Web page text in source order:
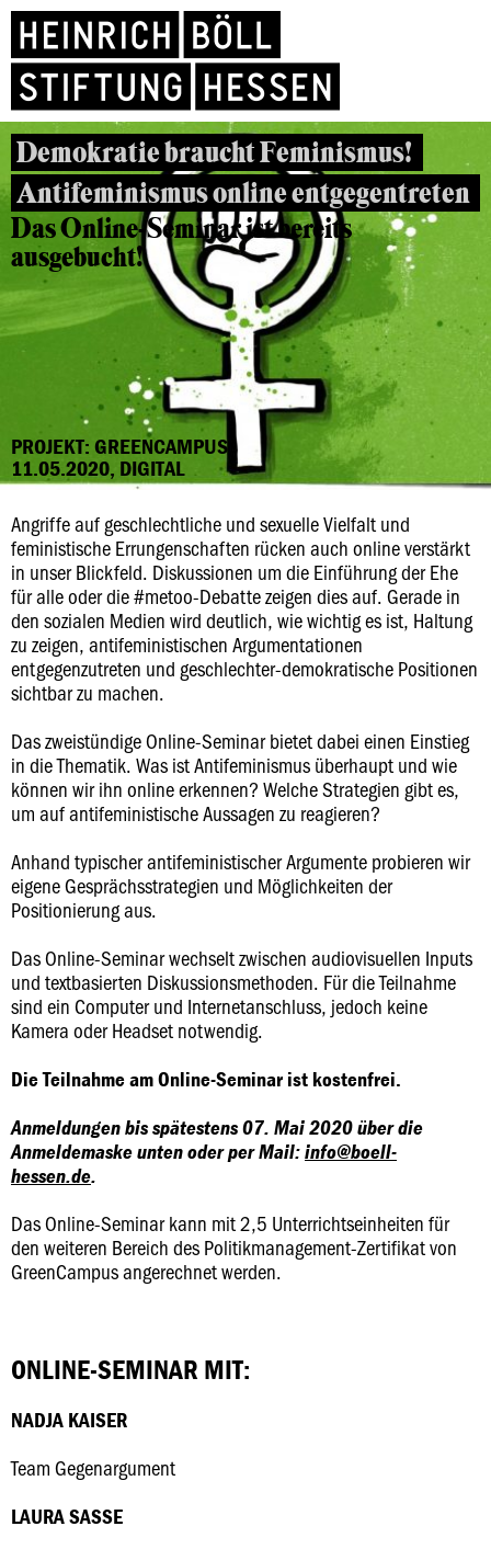
Demokratie braucht Feminismus!
Antifeminismus online entgegentreten
Das Online-Seminar ist bereits
ausgebucht!
PROJEKT: GREENCAMPUS
11.05.2020, DIGITAL
Angriffe auf geschlechtliche und sexuelle Vielfalt und
feministische Errungenschaften rücken auch online verstärkt
in unser Blickfeld. Diskussionen um die Einführung der Ehe
für alle oder die #metoo-Debatte zeigen dies auf. Gerade in
den sozialen Medien wird deutlich, wie wichtig es ist, Haltung
zu zeigen, antifeministischen Argumentationen
entgegenzutreten und geschlechter-demokratische Positionen
sichtbar zu machen.
Das zweistündige Online-Seminar bietet dabei einen Einstieg
in die Thematik. Was ist Antifeminismus überhaupt und wie
können wir ihn online erkennen? Welche Strategien gibt es,
um auf antifeministische Aussagen zu reagieren?
Anhand typischer antifeministischer Argumente probieren wir
eigene Gesprächsstrategien und Möglichkeiten der
Positionierung aus.
Das Online-Seminar wechselt zwischen audiovisuellen Inputs
und textbasierten Diskussionsmethoden. Für die Teilnahme
sind ein Computer und Internetanschluss, jedoch keine
Kamera oder Headset notwendig.
Die Teilnahme am Online-Seminar ist kostenfrei.
Anmeldungen bis spätestens 07. Mai 2020 über die
Anmeldemaske unten oder per Mail:info@boell-
hessen.de.
Das Online-Seminar kann mit 2,5 Unterrichtseinheiten für
den weiteren Bereich des Politikmanagement-Zertifikat von
GreenCampus angerechnet werden.
ONLINE-SEMINAR MIT:
NADJA KAISER
Team Gegenargument
LAURA SASSE